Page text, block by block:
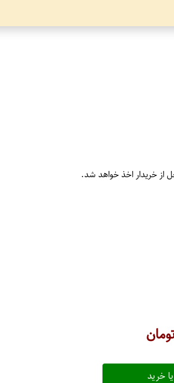
از خریدار اخذ خواهد شد.
خرید